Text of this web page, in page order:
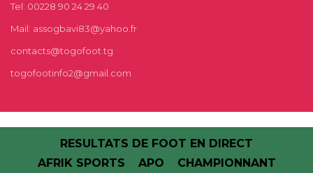
Tel: 00228 90 24 29 40
Mail: assogbavi83@yahoo.fr
contacts@togofoot.tg
togofootinfo2@gmail.com
RESULTATS DE FOOT EN DIRECT
AFRIK SPORTS
APO CHAMPIONNANT